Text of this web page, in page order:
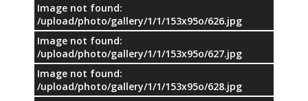
Image not found:
/upload/photo/gallery/1/1/153x95o/626.jpg
Image not found:
/upload/photo/gallery/1/1/153x95o/627.jpg
Image not found:
/upload/photo/gallery/1/1/153x95o/628.jpg